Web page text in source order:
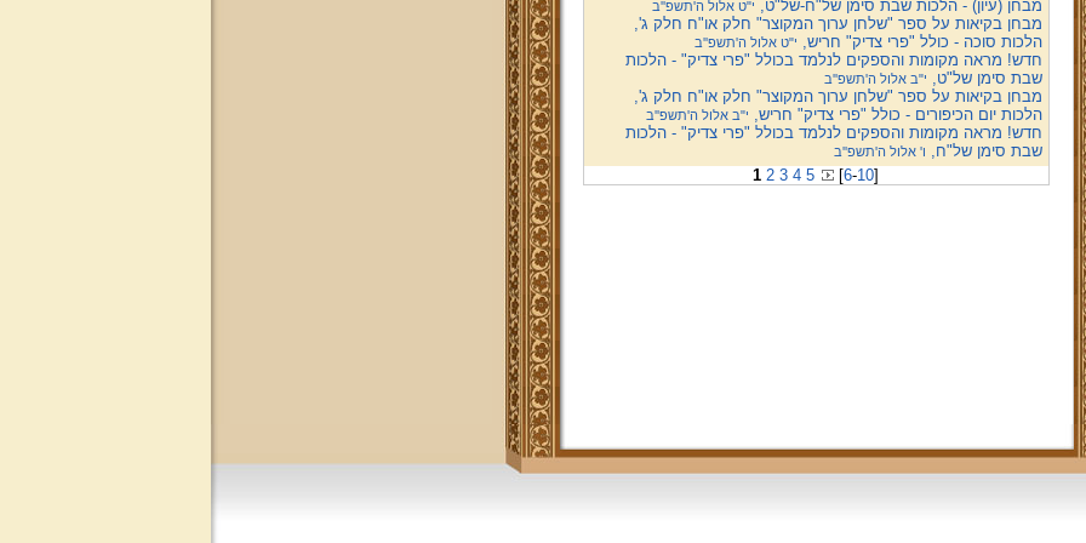
מבחן (עיון) - הלכות שבת סימן של"ח-של"ט, י"ט אלול ה'תשפ''ב
מבחן בקיאות על ספר "שלחן ערוך המקוצר" חלק או"ח חלק ג',
הלכות סוכה - כולל "פרי צדיק" חריש, י"ט אלול ה'תשפ''ב
חדש! מראה מקומות והספקים לנלמד בכולל "פרי צדיק" - הלכות
שבת סימן של"ט, י"ב אלול ה'תשפ''ב
מבחן בקיאות על ספר "שלחן ערוך המקוצר" חלק או"ח חלק ג',
הלכות יום הכיפורים - כולל "פרי צדיק" חריש, י"ב אלול ה'תשפ''ב
חדש! מראה מקומות והספקים לנלמד בכולל "פרי צדיק" - הלכות
שבת סימן של"ח, ו' אלול ה'תשפ''ב
1 2 3 4 5 [6-10]